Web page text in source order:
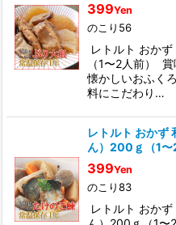
399Yen
のこり56
レトルト おか
（1〜2人前）
懐かしいおふく
料にこだわり…
レトルト おかず
ん）200ｇ（1〜
399Yen
のこり83
レトルト おか